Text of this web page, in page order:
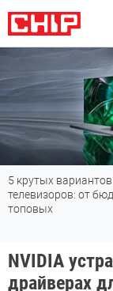
5 крутых вариантов
телевизоров: от
топовых
NVIDIA
драйверах